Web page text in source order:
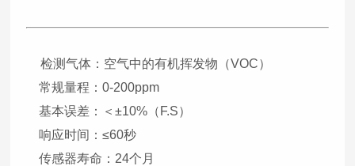
检测气体：空气中的有机挥发物（VOC）
常规量程：0-200ppm
基本误差：＜±10%（F.S）
响应时间：≤60秒
传感器寿命：24个月